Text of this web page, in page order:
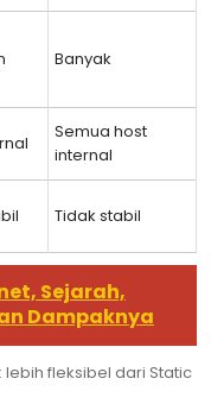
Banyak
Semua host
internal
Tidak stabil
Sejarah,
Dampaknya
fleksibel dari Static